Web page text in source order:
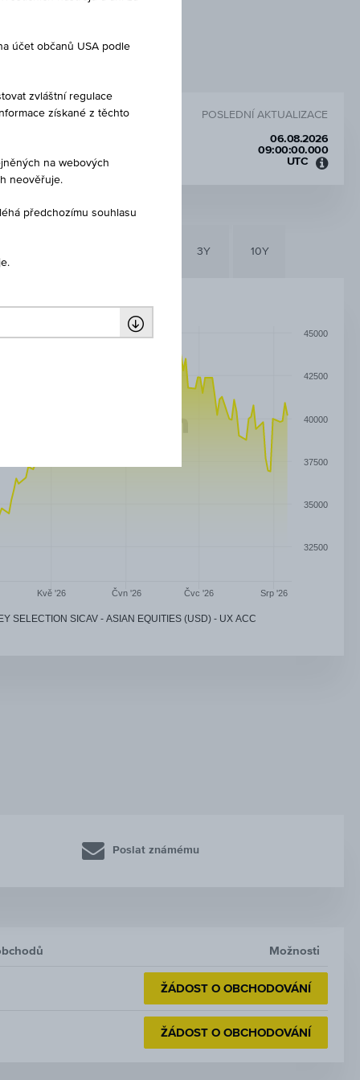
POSLEDNÍ AKTUALIZACE
06.08.2026
09:00:00.000
UTC
3Y 10Y
SELECTION SICAV - ASIAN EQUITIES (USD) - UX ACC
Kvě '26 Čvn '26 Čvc '26 Srp '26
32500
35000
37500
40000
42500
45000
Poslat známému
Možnosti
ŽÁDOST O OBCHODOVÁNÍ
ŽÁDOST O OBCHODOVÁNÍ
účet občanů USA podle
zvláštní regulace
získané z těchto
na webových
neověřuje.
předchozímu souhlasu